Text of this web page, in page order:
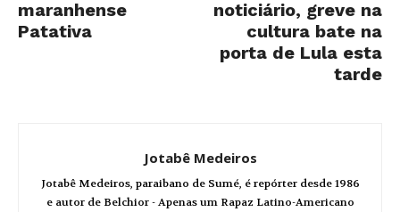
maranhense
Patativa
noticiário, greve na
cultura bate na
porta de Lula esta
tarde
Jotabê Medeiros
Jotabê Medeiros, paraibano de Sumé, é repórter desde 1986
e autor de Belchior - Apenas um Rapaz Latino-Americano